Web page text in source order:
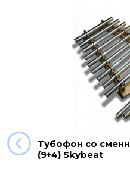
Тубофон со
(9+4) Skybeat